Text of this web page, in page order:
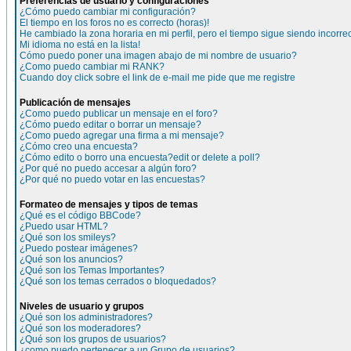
¿Cómo puedo cambiar mi configuración?
El tiempo en los foros no es correcto (horas)!
He cambiado la zona horaria en mi perfil, pero el tiempo sigue siendo
Mi idioma no está en la lista!
Cómo puedo poner una imagen abajo de mi nombre de usuario?
¿Como puedo cambiar mi RANK?
Cuando doy click sobre el link de e-mail me pide que me registre
Publicación de mensajes
¿Como puedo publicar un mensaje en el foro?
¿Cómo puedo editar o borrar un mensaje?
¿Como puedo agregar una firma a mi mensaje?
¿Cómo creo una encuesta?
¿Cómo edito o borro una encuesta?edit or delete a poll?
¿Por qué no puedo accesar a algún foro?
¿Por qué no puedo votar en las encuestas?
Formateo de mensajes y tipos de temas
¿Qué es el código BBCode?
¿Puedo usar HTML?
¿Qué son los smileys?
¿Puedo postear imágenes?
¿Qué son los anuncios?
¿Qué son los Temas Importantes?
¿Qué son los temas cerrados o bloquedados?
Niveles de usuario y grupos
¿Qué son los administradores?
¿Qué son los moderadores?
¿Qué son los grupos de usuarios?